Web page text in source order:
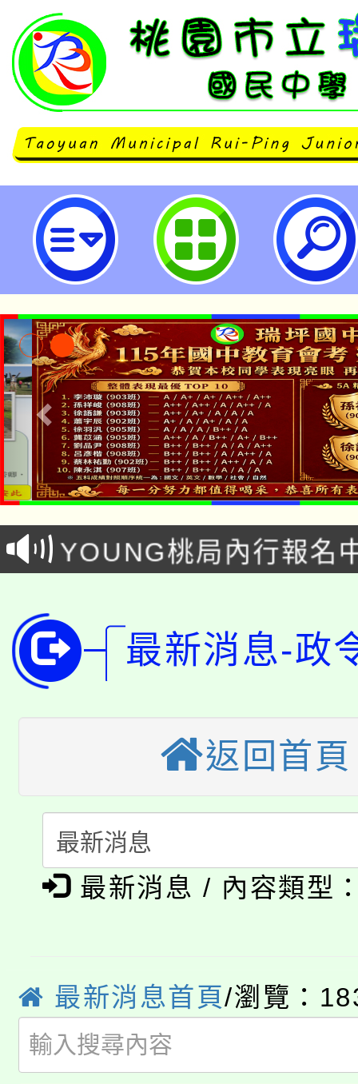
本市「115年度教師諮商輔導支持
諮商所資訊-桃園市立瑞坪國民中學
「本色祭」8/29、30在
場熱烈登場!
8/21下午1時於龍潭區
徵才活動。
YOUNG桃局內行報名
8月14至27日，桃園電
開!
115年桃園市運動會8/
田徑場及游泳池舉行。
桃園市低收入戶享有免
半價優惠，詳情可洽有
者。
份教師增能研習
大溪自造教育及科技
淨零綠生活教案入校路
會
115年食農教育專業人
程
「本色祭」8/29、30在
場熱烈登場!
8/21下午1時於龍潭區
局官網。
8月14至27日，桃園電
開!
115年桃園市運動會8/
田徑場及游泳池舉行。
桃園市低收入戶享有免
最新消息-政
返回首頁
最新消息 / 內容類型
最新消息首頁/瀏覽：